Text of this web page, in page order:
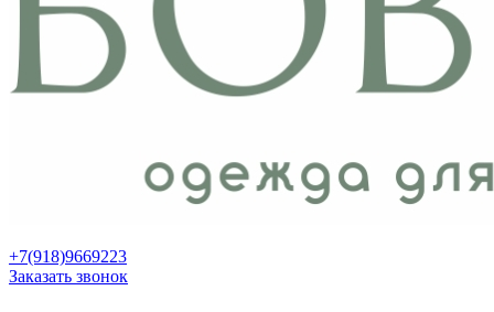
+7(918)9669223
Заказать звонок